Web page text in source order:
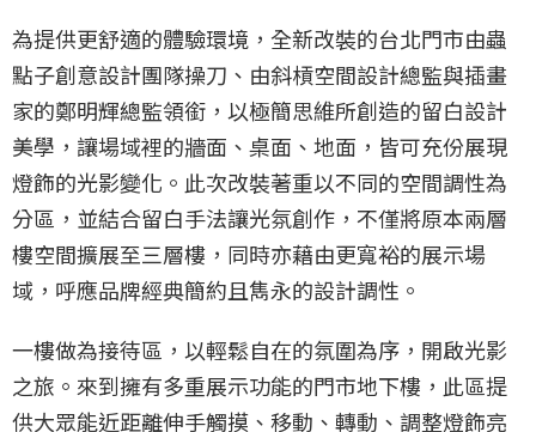
為提供更舒適的體驗環境，全新改裝的台北門市由蟲
點子創意設計團隊操刀、由斜槓空間設計總監與插畫
家的鄭明輝總監領銜，以極簡思維所創造的留白設計
美學，讓場域裡的牆面、桌面、地面，皆可充份展現
燈飾的光影變化。此次改裝著重以不同的空間調性為
分區，並結合留白手法讓光氛創作，不僅將原本兩層
樓空間擴展至三層樓，同時亦藉由更寬裕的展示場
域，呼應品牌經典簡約且雋永的設計調性。
一樓做為接待區，以輕鬆自在的氛圍為序，開啟光影
之旅。來到擁有多重展示功能的門市地下樓，此區提
供大眾能近距離伸手觸摸、移動、轉動、調整燈飾亮